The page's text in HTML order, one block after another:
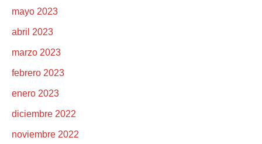
mayo 2023
abril 2023
marzo 2023
febrero 2023
enero 2023
diciembre 2022
noviembre 2022